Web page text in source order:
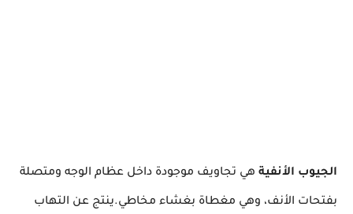
الجيوب الأنفية هي تجاويف موجودة داخل عظام الوجه ومتصلة
بفتحات الأنف، وهي مغطاة بغشاء مخاطي.ينتج عن التهاب